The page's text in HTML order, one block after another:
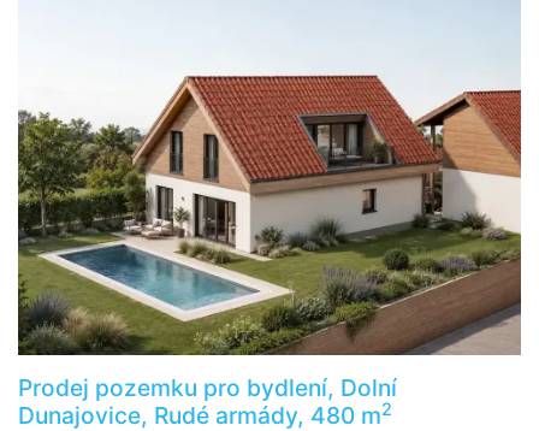
Prodej pozemku pro bydlení, Dolní
Dunajovice, Rudé armády, 480 m2